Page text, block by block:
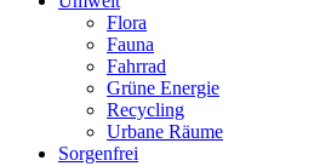
Flora
Fauna
Fahrrad
Grüne Energie
Recycling
Urbane Räume
Sorgenfrei